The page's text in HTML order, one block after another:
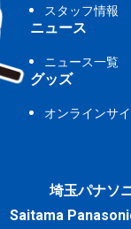
スタッフ情報
ニュース
ニュース一覧
グッズ
オンラインサ
埼玉パナソ
Saitama